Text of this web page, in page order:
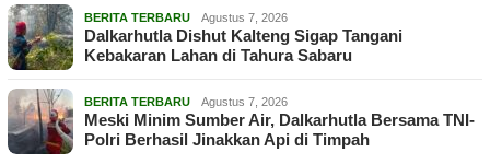
BERITA TERBARU Agustus 7, 2026
Dalkarhutla Dishut Kalteng Sigap Tangani
Kebakaran Lahan di Tahura Sabaru
BERITA TERBARU Agustus 7, 2026
Meski Minim Sumber Air, Dalkarhutla Bersama TNI-
Polri Berhasil Jinakkan Api di Timpah